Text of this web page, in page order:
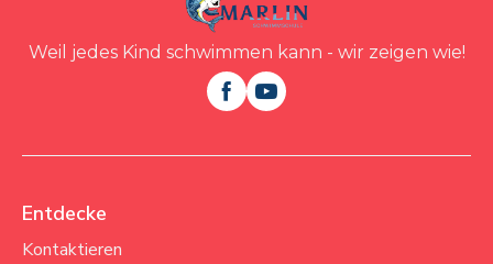
Weil jedes Kind schwimmen kann - wir zeigen wie!
 
Entdecke
Kontaktieren